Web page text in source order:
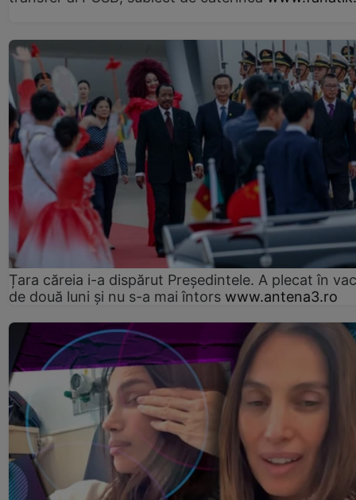
Țara căreia i-a dispărut Președintele. A plecat în
de două luni și nu s-a mai întors www.antena3.ro